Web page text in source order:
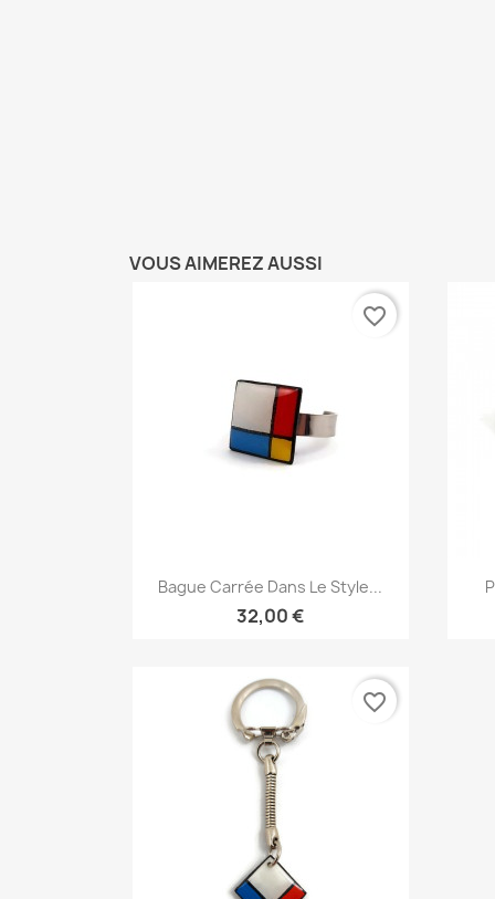
VOUS AIMEREZ AUSSI
Aperçu rapide
Bague Carrée Dans Le Style...
32,00 €
favorite_border
favorite_border